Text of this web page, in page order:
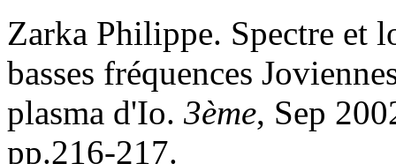
Zarka Philippe. Spectre et
basses fréquences
plasma d'Io. 3ème, Sep
pp.216-217.